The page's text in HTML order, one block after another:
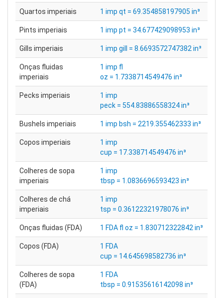
Quartos imperiais 1 imp qt = 69.354858197905 in³
Pints imperiais 1 imp pt = 34.677429098953 in³
Gills imperiais 1 imp gill = 8.6693572747382 in³
Onças fluidas
imperiais
1 imp fl
oz = 1.7338714549476 in³
Pecks imperiais
1 imp
peck = 554.83886558324 in³
Bushels imperiais 1 imp bsh = 2219.355462333 in³
Copos imperiais
1 imp
cup = 17.338714549476 in³
Colheres de sopa
imperiais
1 imp
tbsp = 1.0836696593423 in³
Colheres de chá
imperiais
1 imp
tsp = 0.36122321978076 in³
Onças fluidas (FDA) 1 FDA fl oz = 1.830712322842 in³
Copos (FDA)
1 FDA
cup = 14.645698582736 in³
Colheres de sopa
(FDA)
1 FDA
tbsp = 0.91535616142098 in³